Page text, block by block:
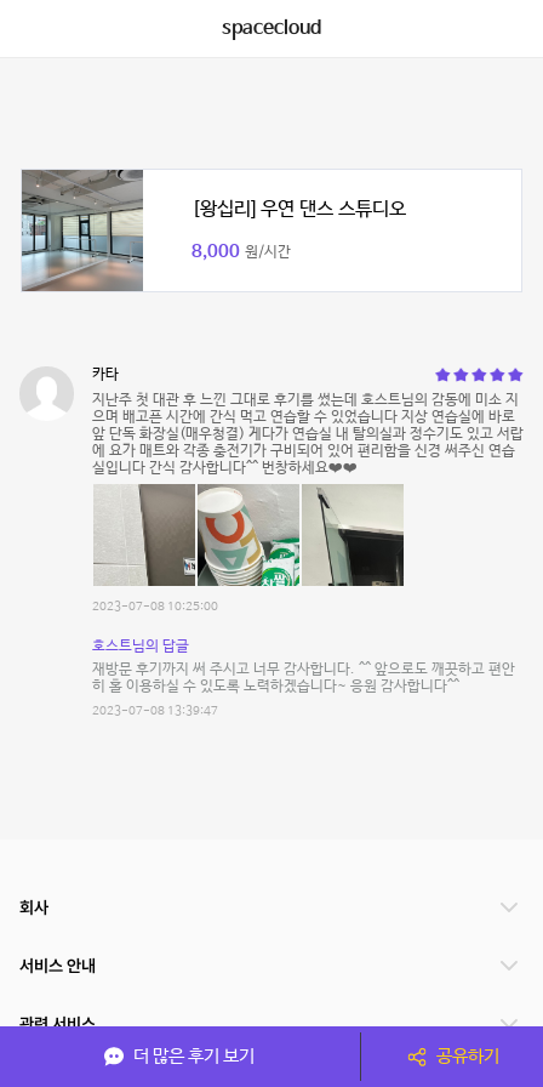
spacecloud
[왕십리] 우연 댄스 스튜디오
8,000 원/시간
카타
지난주 첫 대관 후 느낀 그대로 후기를 썼는데 호스트님의 감동에 미소 지
으며 배고픈 시간에 간식 먹고 연습할 수 있었습니다 지상 연습실에 바로
앞 단독 화장실(매우청결) 게다가 연습실 내 탈의실과 정수기도 있고 서랍
에 요가 매트와 각종 충전기가 구비되어 있어 편리함을 신경 써주신 연습
실입니다 간식 감사합니다^^ 번창하세요❤️❤️
2023-07-08 10:25:00
호스트님의 답글
재방문 후기까지 써 주시고 너무 감사합니다. ^^ 앞으로도 깨끗하고 편안
히 홀 이용하실 수 있도록 노력하겠습니다~ 응원 감사합니다^^
2023-07-08 13:39:47
더 많은 후기 보기 공유하기
회사
서비스 안내
관련 서비스